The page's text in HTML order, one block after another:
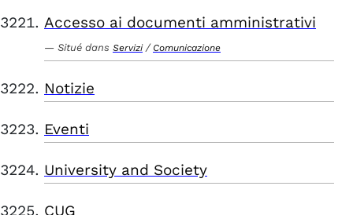
Accesso ai documenti amministrativi
Situé dans Servizi / Comunicazione
Notizie
Eventi
University and Society
CUG